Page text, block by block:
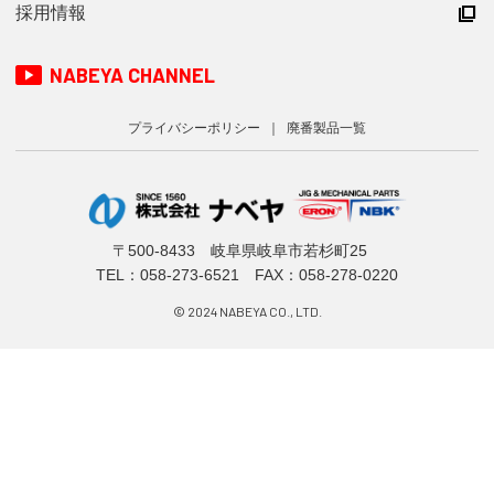
採用情報
NABEYA CHANNEL
プライバシーポリシー 廃番製品一覧
〒500-8433 岐阜県岐阜市若杉町25
TEL： 058-273-6521 FAX：058-278-0220
© 2024 NABEYA CO., LTD.